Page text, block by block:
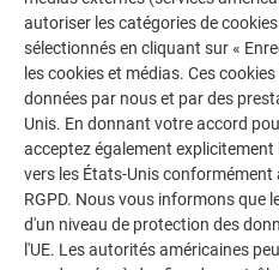
DEVANT DE CHEMINÉE
autoriser les catégories de
sélectionnés en cliquant sur «
les cookies et médias. Ces
données par nous et par des
Unis. En donnant votre accord
acceptez également
vers les États-Unis conformément
RGPD. Nous vous informons que
d'un niveau de protection des
l'UE. Les autorités américaines